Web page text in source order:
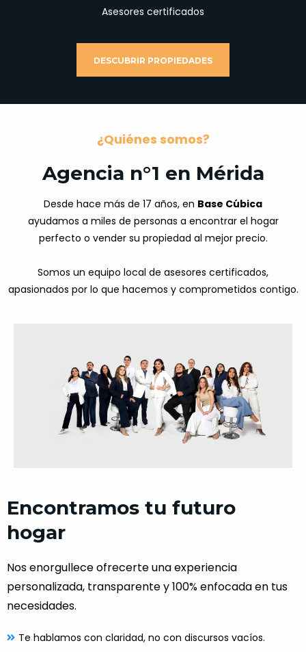
Asesores certificados
DESCUBRIR PROPIEDADES
¿Quiénes somos?
Agencia n°1 en Mérida
Desde hace más de 17 años, en Base Cúbica
ayudamos a miles de personas a encontrar el hogar
perfecto o vender su propiedad al mejor precio.
Somos un equipo local de asesores certificados,
apasionados por lo que hacemos y comprometidos contigo.
Encontramos tu futuro
hogar
Nos enorgullece ofrecerte una experiencia
personalizada, transparente y 100% enfocada en tus
necesidades.
Te hablamos con claridad, no con discursos vacíos.